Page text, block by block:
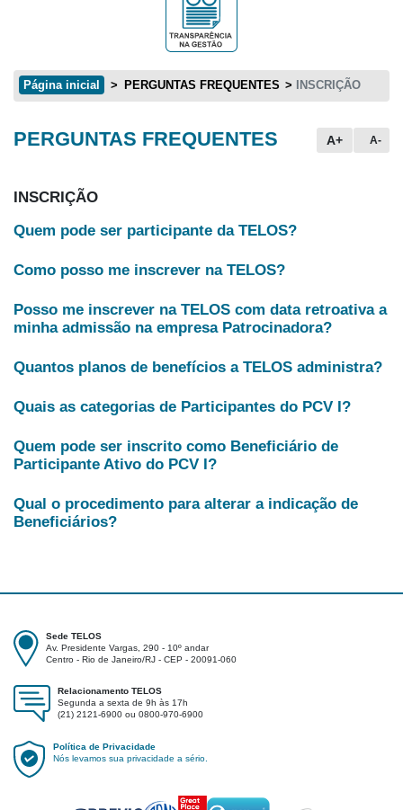
Página inicial PERGUNTAS FREQUENTES INSCRIÇÃO
Conteúdo principal
PERGUNTAS FREQUENTES A+ A-
INSCRIÇÃO
Quem pode ser participante da TELOS?
Como posso me inscrever na TELOS?
Posso me inscrever na TELOS com data retroativa a
minha admissão na empresa Patrocinadora?
Quantos planos de benefícios a TELOS administra?
Quais as categorias de Participantes do PCV I?
Quem pode ser inscrito como Beneficiário de
Participante Ativo do PCV I?
Qual o procedimento para alterar a indicação de
Beneficiários?
Sede TELOS
Av. Presidente Vargas, 290 - 10º andar
Centro - Rio de Janeiro/RJ - CEP - 20091-060
Relacionamento TELOS
Segunda a sexta de 9h às 17h
(21) 2121-6900 ou 0800-970-6900
Política de Privacidade
Nós levamos sua privacidade a sério.